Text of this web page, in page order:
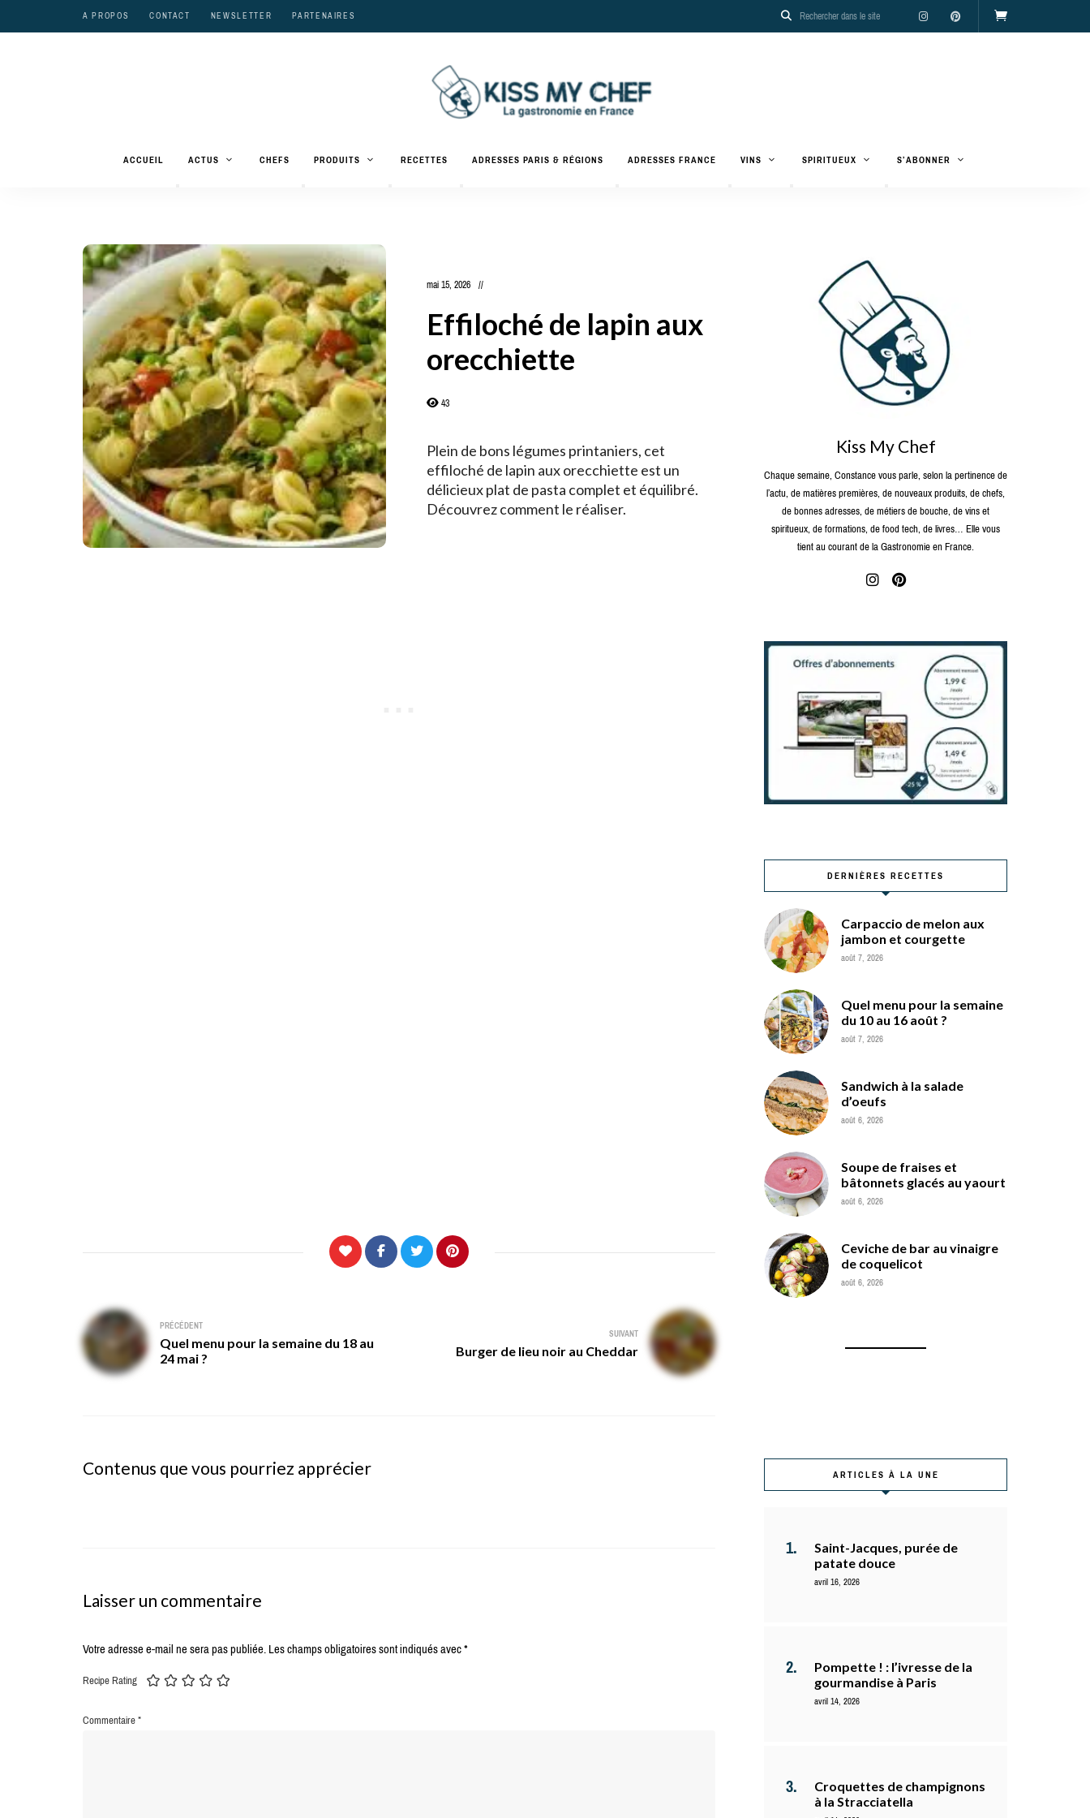
A PROPOS CONTACT NEWSLETTER PARTENAIRES
Kiss
gastronomiques
et
ACCUEIL ACTUS CHEFS PRODUITS RECETTES ADRESSES PARIS & RÉGIONS ADRESSES FRANCE VINS SPIRITUEUX S’ABONNER
mai 15, 2026
Effiloché de lapin aux
orecchiette
43
Plein de bons légumes printaniers, cet
effiloché de lapin aux orecchiette est un
délicieux plat de pasta complet et équilibré.
Découvrez comment le réaliser.
Navigation
de
l’article
PRÉCÉDENT
Quel menu pour la semaine du 18 au
24 mai ?
SUIVANT
Burger de lieu noir au Cheddar
Contenus que vous pourriez apprécier
Laisser un commentaire
Votre adresse e-mail ne sera pas publiée.Les champs obligatoires sont indiqués avec*
Recipe Rating
Commentaire*
Kiss My Chef
Chaque semaine, Constance vous parle, selon la pertinence de
l’actu, de matières premières, de nouveaux produits, de chefs,
de bonnes adresses, de métiers de bouche, de vins et
spiritueux, de formations, de food tech, de livres… Elle vous
tient au courant de la Gastronomie en France.
DERNIÈRES RECETTES
Carpaccio de melon aux
jambon et courgette
août 7, 2026
Quel menu pour la semaine
du 10 au 16 août ?
août 7, 2026
Sandwich à la salade
d’oeufs
août 6, 2026
Soupe de fraises et
bâtonnets glacés au yaourt
août 6, 2026
Ceviche de bar au vinaigre
de coquelicot
août 6, 2026
ARTICLES À LA UNE
Saint-Jacques, purée de
patate douce
avril 16, 2026
Pompette ! : l’ivresse de la
gourmandise à Paris
avril 14, 2026
Croquettes de champignons
à la Stracciatella